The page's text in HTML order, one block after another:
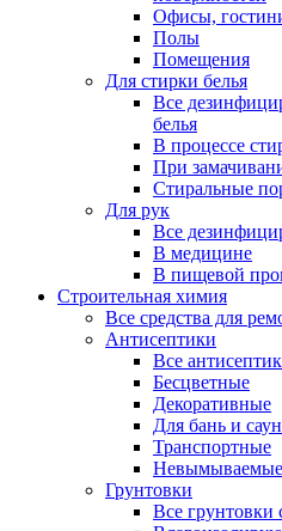
Офисы,
Полы
Помещения
Для стирки белья
Все
белья
В процессе
При
Стиральные
Для рук
Все
В медицине
В пищевой
Строительная химия
Все средства для
Антисептики
Все
Бесцветные
Декоративные
Для бань и саун
Транспортные
Невымываемые
Грунтовки
Все грунтовки